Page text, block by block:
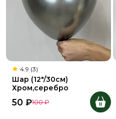
4.9 (3)
Шар (12"/30см)
Хром,серебро
50 ₽100 ₽